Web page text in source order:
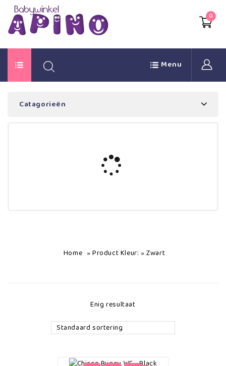
0
Menu
Home » Product Kleur: »Zwart
Enig resultaat
Standaard sortering
Catagorieën